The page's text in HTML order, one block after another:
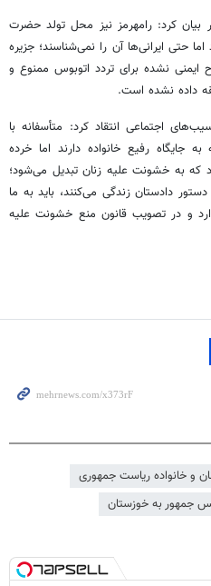
کرد: رامهرمز نیز محل تولد حضرت
حتی ایرانی‌ها آن را نمی‌شناسند؛ جزیره
ایمنی نشده برای تردد اتوبوس ممنوع و
داده نشده است.
اجتماعی انتقاد کرد: متأسفانه با
جایگاه رفیع خانواده دارند اما خرده
که به خشونت علیه زنان تبدیل می‌شود؛
دادستان زندگی می‌کنند، باید به ما
و در تصویب قانون منع خشونت علیه
و خانواده ریاست جمهوری
جمهور به خوزستان